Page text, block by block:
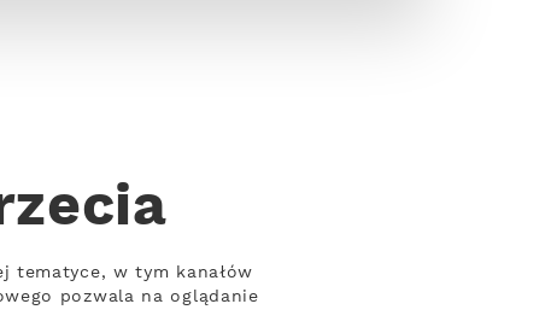
tematyce, w tym kanałów
pozwala na oglądanie